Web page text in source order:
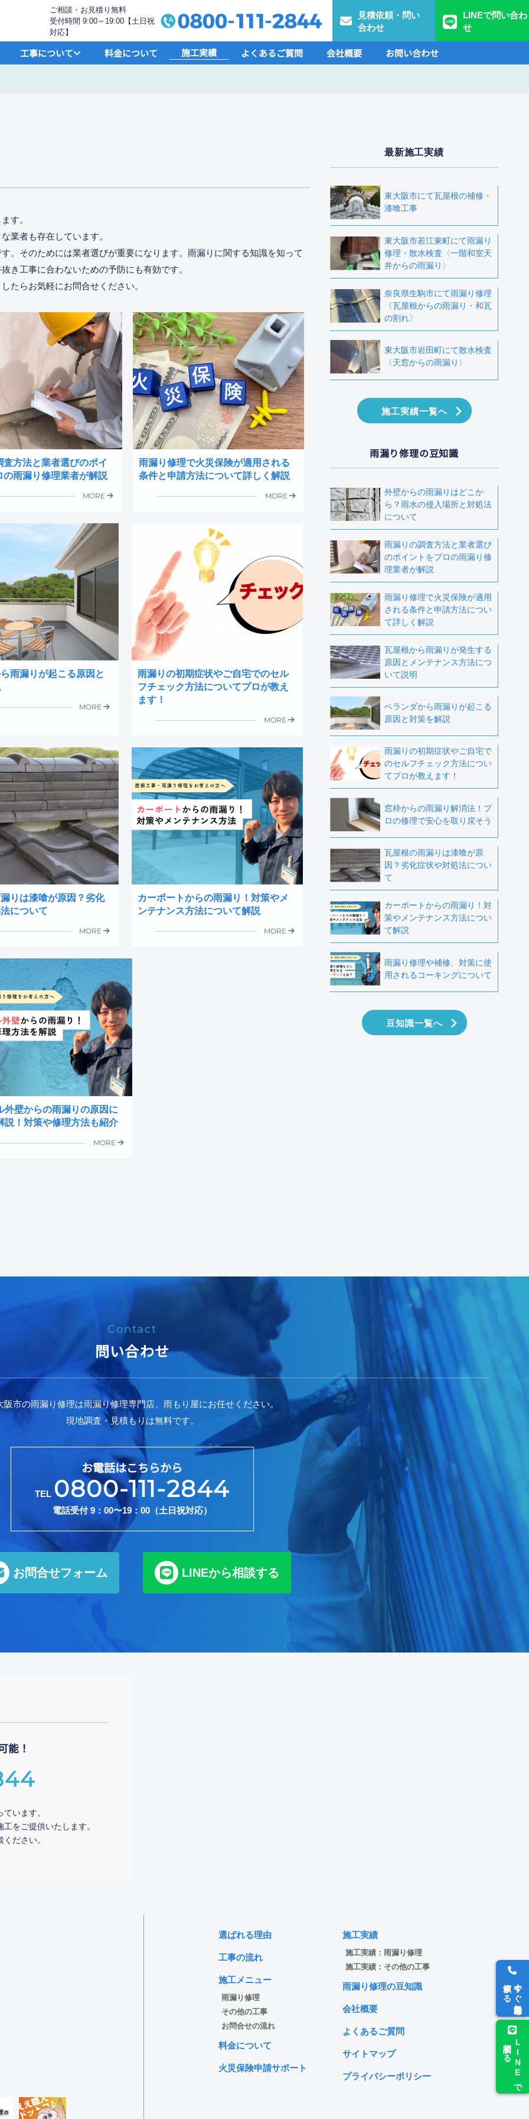
ご相談・お見積り無料
受付時間 9:00～19:00【土日祝
対応】
見積依頼・問い
合わせ
LINEで問い合わ
せ
工事について 料金について 施工実績 よくあるご質問 会社概要 お問い合わせ
す。
業者も存在しています。
。そのためには業者選びが重要になります。雨漏りに関する知識を知って
き工事に合わないための予防にも有効です。
たらお気軽にお問合せください。
査方法と業者選びのポイ
の雨漏り修理業者が解説
MORE
雨漏り修理で火災保険が適用される
条件と申請方法について詳しく解説
MORE
雨漏りが起こる原因と
MORE
雨漏りの初期症状やご自宅でのセル
フチェック方法についてプロが教え
ます！
MORE
りは漆喰が原因？劣化
について
MORE
カーポートからの雨漏り！対策やメ
ンテナンス方法について解説
MORE
外壁からの雨漏りの原因に
説！対策や修理方法も紹介
MORE
最新施工実績
東大阪市にて瓦屋根の補修・
漆喰工事
東大阪市若江東町にて雨漏り
修理・散水検査〈一階和室天
井からの雨漏り〉
奈良県生駒市にて雨漏り修理
〈瓦屋根からの雨漏り・和瓦
の割れ〉
東大阪市岩田町にて散水検査
〈天窓からの雨漏り〉
施工実績一覧へ
雨漏り修理の豆知識
外壁からの雨漏りはどこか
ら？雨水の侵入場所と対処法
について
雨漏りの調査方法と業者選び
のポイントをプロの雨漏り修
理業者が解説
雨漏り修理で火災保険が適用
される条件と申請方法につい
て詳しく解説
瓦屋根から雨漏りが発生する
原因とメンテナンス方法につ
いて説明
ベランダから雨漏りが起こる
原因と対策を解説
雨漏りの初期症状やご自宅で
のセルフチェック方法につい
てプロが教えます！
窓枠からの雨漏り解消法！プ
ロの修理で安心を取り戻そう
瓦屋根の雨漏りは漆喰が原
因？劣化症状や対処法につい
て
カーポートからの雨漏り！対
策やメンテナンス方法につい
て解説
雨漏り修理や補修、対策に使
用されるコーキングについて
豆知識一覧へ
今すぐ無料見積を
依頼する
LINEで
相談する
問い合わせ
Contact
阪市の雨漏り修理は雨漏り修理専門店、雨もり屋にお任せください。
現地調査・見積もりは無料です。
お電話はこちらから
TEL 0800-111-2844
電話受付 9：00〜19：00（土日祝対応）
お問合せフォーム LINEから相談する
能！
います。
をご提供いたします。
ださい。
選ばれる理由
工事の流れ
施工メニュー
雨漏り修理
その他の工事
お問合せの流れ
料金について
火災保険申請サポート
施工実績
施工実績：雨漏り修理
施工実績：その他の工事
雨漏り修理の豆知識
会社概要
よくあるご質問
サイトマップ
プライバシーポリシー